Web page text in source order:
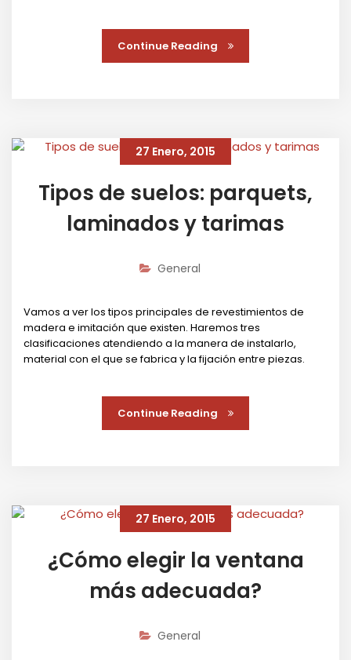
Continue Reading
27 Enero, 2015
Tipos de suelos: parquets,
laminados y tarimas
General
Vamos a ver los tipos principales de revestimientos de
madera e imitación que existen. Haremos tres
clasificaciones atendiendo a la manera de instalarlo,
material con el que se fabrica y la fijación entre piezas.
Continue Reading
27 Enero, 2015
¿Cómo elegir la ventana
más adecuada?
General